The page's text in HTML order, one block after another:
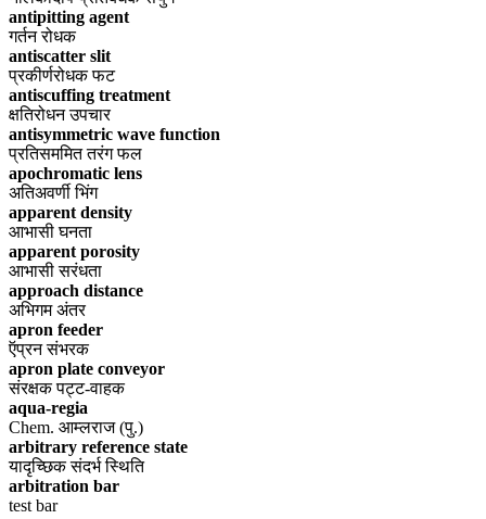
antipitting agent
गर्तन रोधक
antiscatter slit
प्रकीर्णरोधक फट
antiscuffing treatment
क्षतिरोधन उपचार
antisymmetric wave function
प्रतिसममित तरंग फल
apochromatic lens
अतिअवर्णी भिंग
apparent density
आभासी घनता
apparent porosity
आभासी सरंधता
approach distance
अभिगम अंतर
apron feeder
ऍप्रन संभरक
apron plate conveyor
संरक्षक पट्ट-वाहक
aqua-regia
Chem. आम्लराज (पु.)
arbitrary reference state
यादृच्छिक संदर्भ स्थिति
arbitration bar
test bar